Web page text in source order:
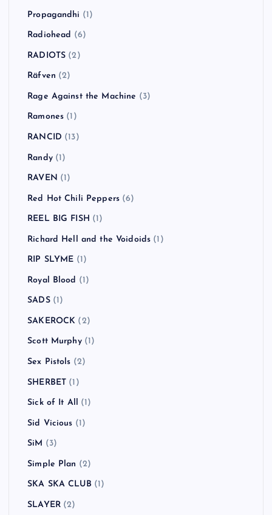
Propagandhi (1)
Radiohead (6)
RADIOTS (2)
Räfven (2)
Rage Against the Machine (3)
Ramones (1)
RANCID (13)
Randy(1)
RAVEN (1)
Red Hot Chili Peppers (6)
REEL BIG FISH (1)
Richard Hell and the Voidoids (1)
RIP SLYME (1)
Royal Blood (1)
SADS(1)
SAKEROCK (2)
Scott Murphy(1)
Sex Pistols (2)
SHERBET (1)
Sick of It All (1)
Sid Vicious (1)
SiM (3)
Simple Plan (2)
SKA SKA CLUB (1)
SLAYER(2)